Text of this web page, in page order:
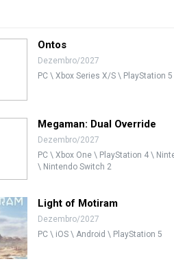
Ontos
Dezembro/2027
PC \ Xbox Series X/S \ PlayStation 5
Megaman: Dual Override
Dezembro/2027
PC \ Xbox One \ PlayStation 4 \
\ Nintendo Switch 2
Light of Motiram
Dezembro/2027
PC \ iOS \ Android \ PlayStation 5